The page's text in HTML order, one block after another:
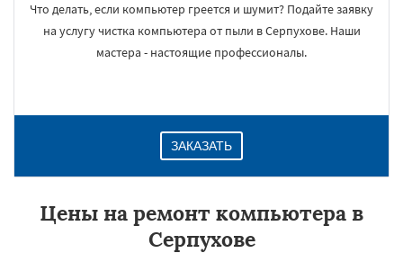
Что делать, если компьютер греется и шумит? Подайте заявку
на услугу чистка компьютера от пыли в Серпухове. Наши
мастера - настоящие профессионалы.
ЗАКАЗАТЬ
Цены на ремонт компьютера в
Серпухове